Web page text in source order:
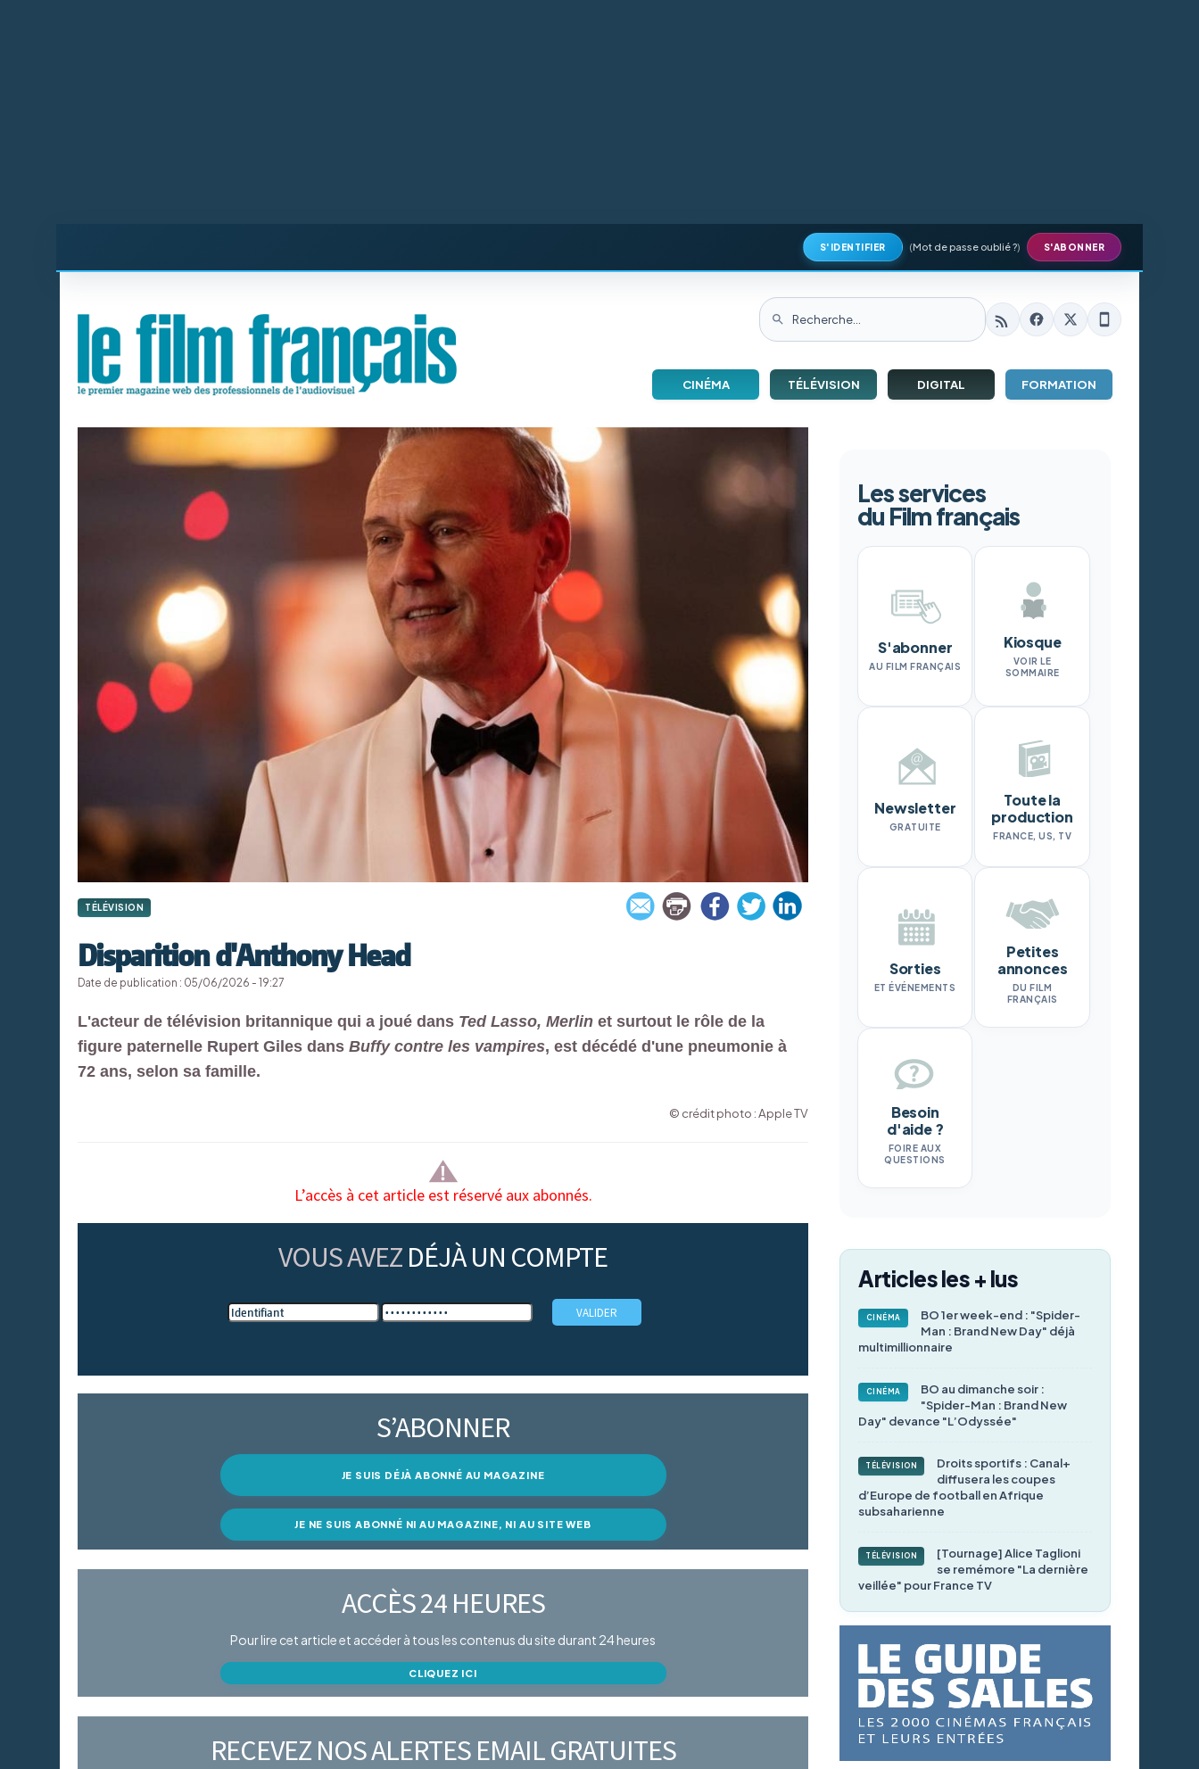
S'IDENTIFIER (Mot de passe oublié ?) S'ABONNER
CINÉMA TÉLÉVISION DIGITAL FORMATION
TÉLÉVISION
Disparition d'Anthony Head
Date de publication : 05/06/2026 - 19:27
L'acteur de télévision britannique qui a joué dans Ted Lasso, Merlin et surtout le rôle de la
figure paternelle Rupert Giles dans Buffy contre les vampires, est décédé d'une pneumonie à
72 ans, selon sa famille.
© crédit photo : Apple TV
L’accès à cet article est réservé aux abonnés.
VOUS AVEZ DÉJÀ UN COMPTE
S’ABONNER
JE SUIS DÉJÀ ABONNÉ AU MAGAZINE
JE NE SUIS ABONNÉ NI AU MAGAZINE, NI AU SITE WEB
ACCÈS 24 HEURES
Pour lire cet article et accéder à tous les contenus du site durant 24 heures
CLIQUEZ ICI
RECEVEZ NOS ALERTES EMAIL GRATUITES
Les services
du Film français
S'abonner
AU FILM FRANÇAIS
Kiosque
VOIR LE
SOMMAIRE
Newsletter
GRATUITE
Toute la
production
FRANCE, US, TV
Sorties
ET ÉVÉNEMENTS
Petites
annonces
DU FILM
FRANÇAIS
Besoin
d'aide ?
FOIRE AUX
QUESTIONS
Articles les + lus
CINÉMA
BO 1er week-end : "Spider-
Man : Brand New Day" déjà
multimillionnaire
CINÉMA
BO au dimanche soir :
"Spider-Man : Brand New
Day" devance "L’Odyssée"
TÉLÉVISION
Droits sportifs : Canal+
diffusera les coupes
d’Europe de football en Afrique
subsaharienne
TÉLÉVISION
[Tournage] Alice Taglioni
se remémore "La dernière
veillée" pour France TV